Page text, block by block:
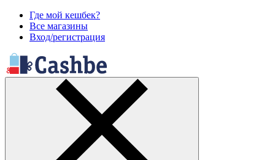
Где мой кешбек?
Все магазины
Вход/регистрация